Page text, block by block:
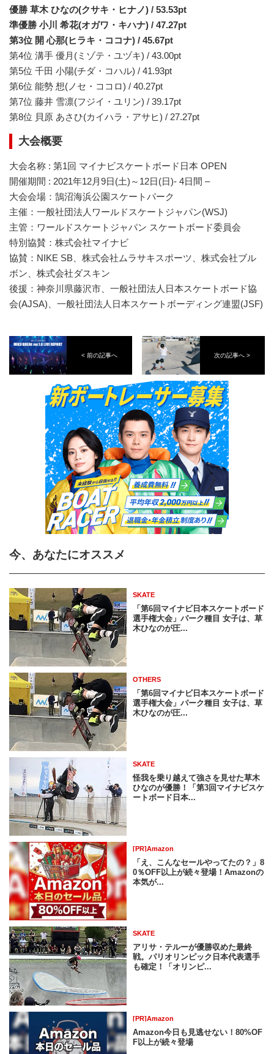
優勝 草木 ひなの(クサキ・ヒナノ) / 53.53pt
準優勝 小川 希花(オガワ・キハナ) / 47.27pt
第3位 開 心那(ヒラキ・ココナ) / 45.67pt
第4位 溝手 優月(ミゾテ・ユヅキ) / 43.00pt
第5位 千田 小陽(チダ・コハル) / 41.93pt
第6位 能勢 想(ノセ・ココロ) / 40.27pt
第7位 藤井 雪凛(フジイ・ユリン) / 39.17pt
第8位 貝原 あさひ(カイハラ・アサヒ) / 27.27pt
大会概要
⼤会名称 : 第1回 マイナビスケートボード日本 OPEN
開催期間 : 2021年12月9日(土)～12日(日)- 4日間 –
大会会場：鵠沼海浜公園スケートパーク
主催：一般社団法人ワールドスケートジャパン(WSJ)
主管：ワールドスケートジャパン スケートボード委員会
特別協賛：株式会社マイナビ
協賛：NIKE SB、株式会社ムラサキスポーツ、株式会社ブル
ボン、株式会社ダスキン
後援：神奈川県藤沢市、一般社団法人日本スケートボード協
会(AJSA)、一般社団法人日本スケートボーディング連盟(JSF)
< 前の記事へ 次の記事へ >
今、あなたにオススメ
SKATE
「第6回マイナビ日本スケートボード
選手権大会」パーク種目 女子は、草
木ひなのが圧...
OTHERS
「第6回マイナビ日本スケートボード
選手権大会」パーク種目 女子は、草
木ひなのが圧...
SKATE
怪我を乗り越えて強さを見せた草木
ひなのが優勝！「第3回マイナビスケ
ートボード日本...
[PR]Amazon
「え、こんなセールやってたの？」8
0％OFF以上が続々登場！Amazonの
本気が...
SKATE
アリサ・テルーが優勝収めた最終
戦。パリオリンピック日本代表選手
も確定！「オリンピ...
[PR]Amazon
Amazon今日も見逃せない！80%OF
F以上が続々登場